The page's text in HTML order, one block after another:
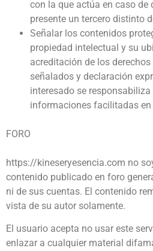
con la que actúa en caso de
presente un tercero distinto
Señalar los contenidos
propiedad intelectual y su
acreditación de los
señalados y declaración
interesado se
informaciones facilitadas
FORO
https://kineseryesencia.com no
contenido publicado en foro
ni de sus cuentas. El contenido
vista de su autor solamente.
El usuario acepta no usar este
enlazar a cualquier material